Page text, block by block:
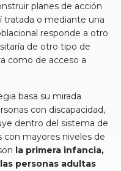
planes de acción
tratada o mediante una
responde a otro
de otro tipo de
como de acceso a
basa su mirada
con discapacidad,
dentro del sistema de
con mayores niveles de
la primera infancia,
personas adultas